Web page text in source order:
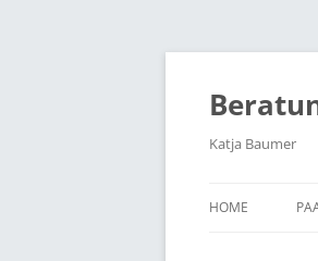
Zum
Katja Baumer
HOME